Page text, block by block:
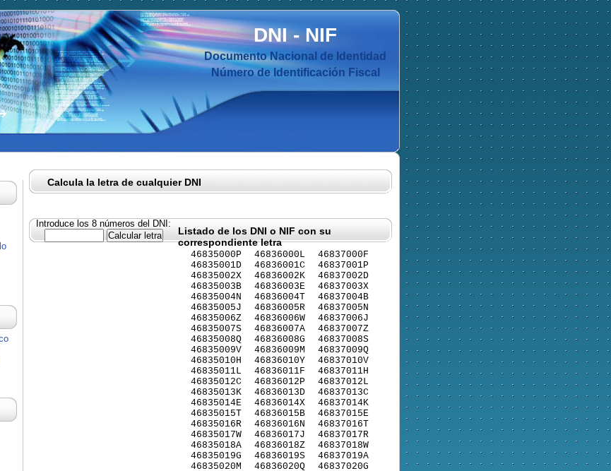
DNI-NIF
Documento Nacional de Identidad
Número de Identificación Fiscal
Calcula la letra de cualquier DNI
Introduce los 8 números del DNI:
Listado de los DNI o NIF con su
correspondiente letra
46835000P
46835001D
46835002X
46835003B
46835004N
46835005J
46835006Z
46835007S
46835008Q
46835009V
46835010H
46835011L
46835012C
46835013K
46835014E
46835015T
46835016R
46835017W
46835018A
46835019G
46835020M
46836000L
46836001C
46836002K
46836003E
46836004T
46836005R
46836006W
46836007A
46836008G
46836009M
46836010Y
46836011F
46836012P
46836013D
46836014X
46836015B
46836016N
46836017J
46836018Z
46836019S
46836020Q
46837000F
46837001P
46837002D
46837003X
46837004B
46837005N
46837006J
46837007Z
46837008S
46837009Q
46837010V
46837011H
46837012L
46837013C
46837014K
46837015E
46837016T
46837017R
46837018W
46837019A
46837020G